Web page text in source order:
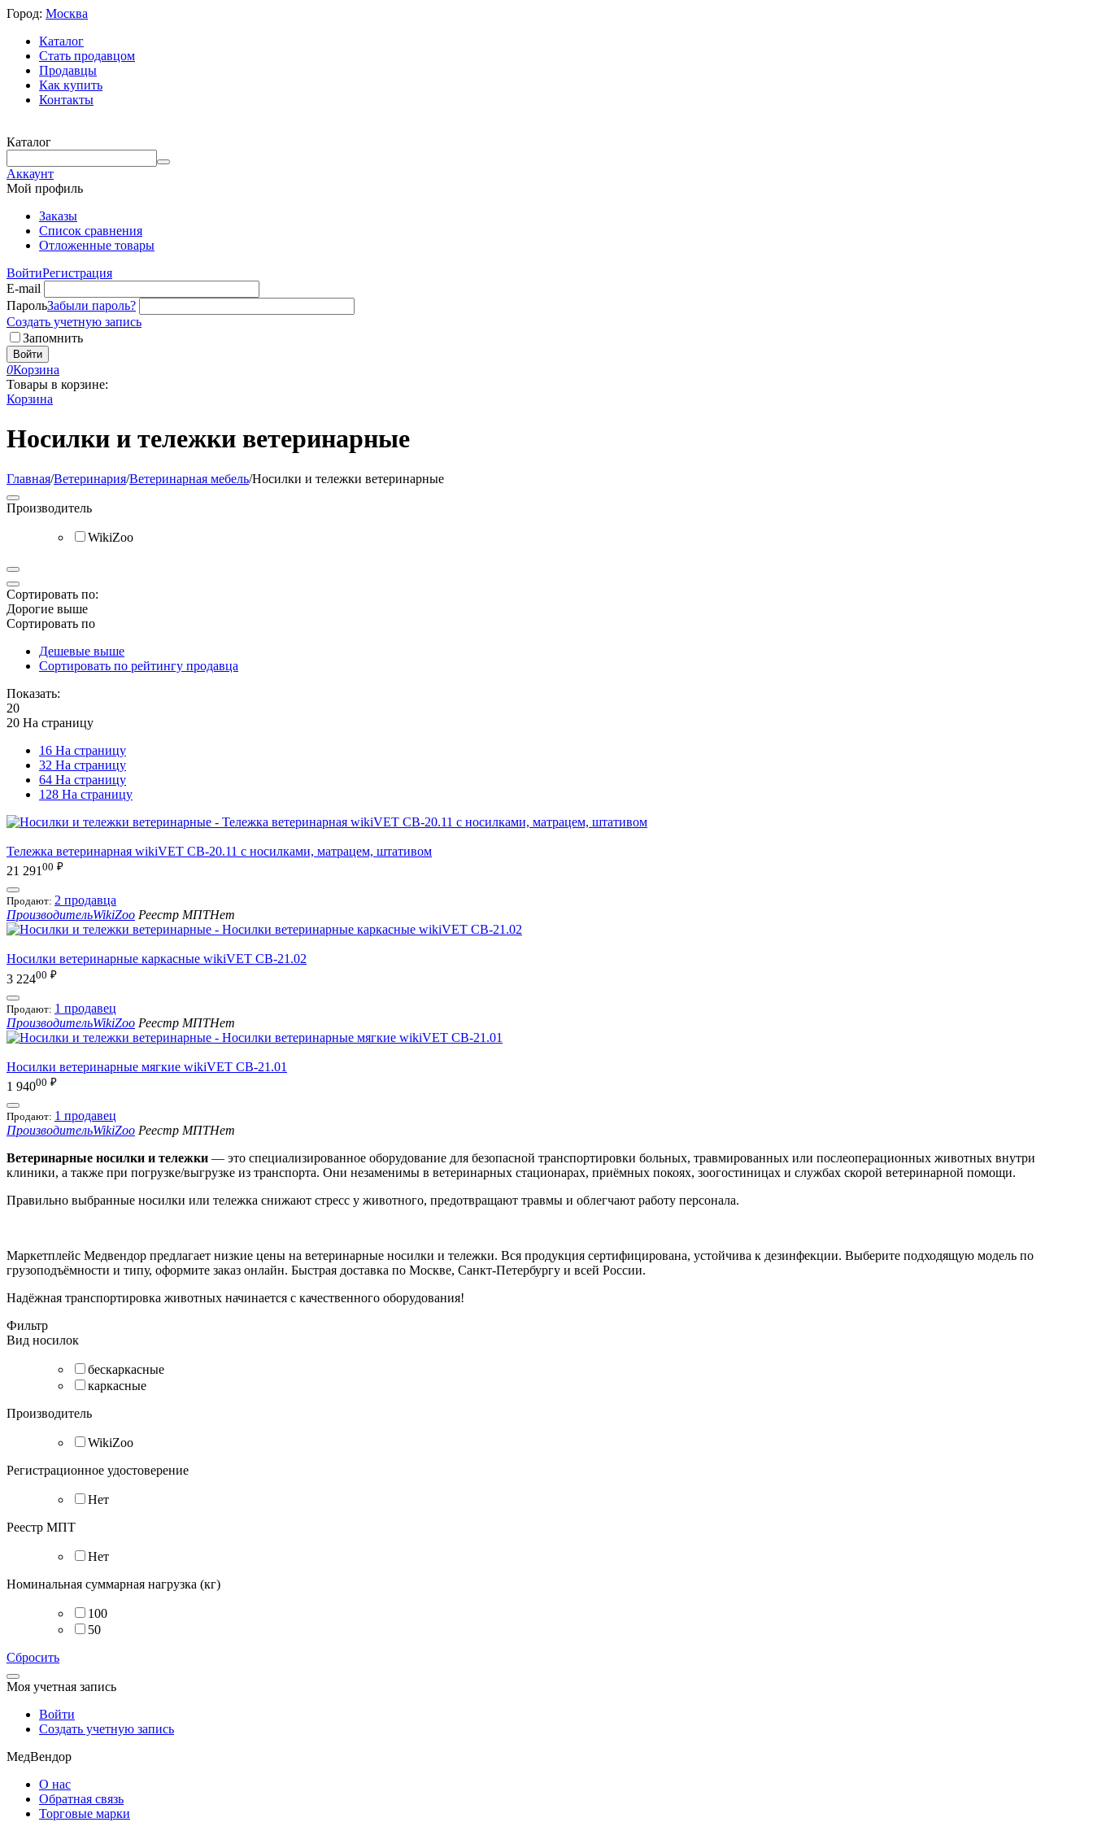
Город: Москва
Каталог
Стать продавцом
Продавцы
Как купить
Контакты
Каталог
Аккаунт
Мой профиль
Заказы
Список сравнения
Отложенные товары
ВойтиРегистрация
E-mail
ПарольЗабыли пароль?
Создать учетную запись
Запомнить
Войти
0Корзина
Товары в корзине:
Корзина
Носилки и тележки ветеринарные
Главная/Ветеринария/Ветеринарная мебель/Носилки и тележки ветеринарные
Производитель
WikiZoo
Сортировать по:
Дорогие выше
Сортировать по
Дешевые выше
Сортировать по рейтингу продавца
Показать:
20
20 На страницу
16 На страницу
32 На страницу
64 На страницу
128 На страницу
Тележка ветеринарная wikiVET СВ-20.11 с носилками, матрацем, штативом
21 291 00 ₽
Продают: 2 продавца
ПроизводительWikiZoo Реестр МПТНет
Носилки ветеринарные каркасные wikiVET СВ-21.02
3 22400 ₽
Продают: 1 продавец
ПроизводительWikiZoo Реестр МПТНет
Носилки ветеринарные мягкие wikiVET СВ-21.01
1 94000 ₽
Продают: 1 продавец
ПроизводительWikiZoo Реестр МПТНет
Ветеринарные носилки и тележки — это специализированное оборудование для безопасной транспортировки больных, травмированных или послеоперационных животных внутри
клиники, а также при погрузке/выгрузке из транспорта. Они незаменимы в ветеринарных стационарах, приёмных покоях, зоогостиницах и службах скорой ветеринарной помощи.
Правильно выбранные носилки или тележка снижают стресс у животного, предотвращают травмы и облегчают работу персонала.
Маркетплейс Медвендор предлагает низкие цены на ветеринарные носилки и тележки. Вся продукция сертифицирована, устойчива к дезинфекции. Выберите подходящую модель по
грузоподъёмности и типу, оформите заказ онлайн. Быстрая доставка по Москве, Санкт-Петербургу и всей России.
Надёжная транспортировка животных начинается с качественного оборудования!
Фильтр
Вид носилок
бескаркасные
каркасные
Производитель
WikiZoo
Регистрационное удостоверение
Нет
Реестр МПТ
Нет
Номинальная суммарная нагрузка (кг)
100
50
Сбросить
Моя учетная запись
Войти
Создать учетную запись
МедВендор
О нас
Обратная связь
Торговые марки